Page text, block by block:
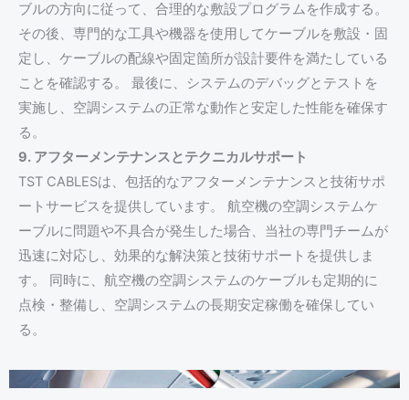
ブルの方向に従って、合理的な敷設プログラムを作成する。
その後、専門的な工具や機器を使用してケーブルを敷設・固
定し、ケーブルの配線や固定箇所が設計要件を満たしている
ことを確認する。 最後に、システムのデバッグとテストを
実施し、空調システムの正常な動作と安定した性能を確保す
る。
9. アフターメンテナンスとテクニカルサポート
TST CABLESは、包括的なアフターメンテナンスと技術サポ
ートサービスを提供しています。 航空機の空調システムケ
ーブルに問題や不具合が発生した場合、当社の専門チームが
迅速に対応し、効果的な解決策と技術サポートを提供しま
す。 同時に、航空機の空調システムのケーブルも定期的に
点検・整備し、空調システムの長期安定稼働を確保してい
る。